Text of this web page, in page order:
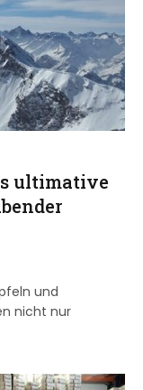
ultimative
und
nicht nur